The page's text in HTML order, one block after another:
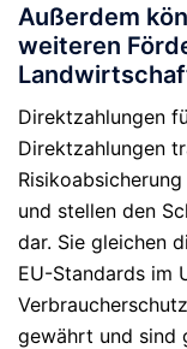
Außerdem
weiteren
Direktzahlungen
Direktzahlungen
und stellen den
dar. Sie gleichen
EU-Standards im
gewährt und sind